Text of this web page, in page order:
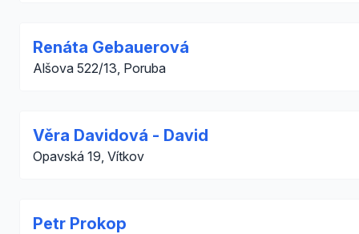
Renáta Gebauerová
Alšova 522/13, Poruba
Věra Davidová - David
Opavská 19, Vítkov
Petr Prokop